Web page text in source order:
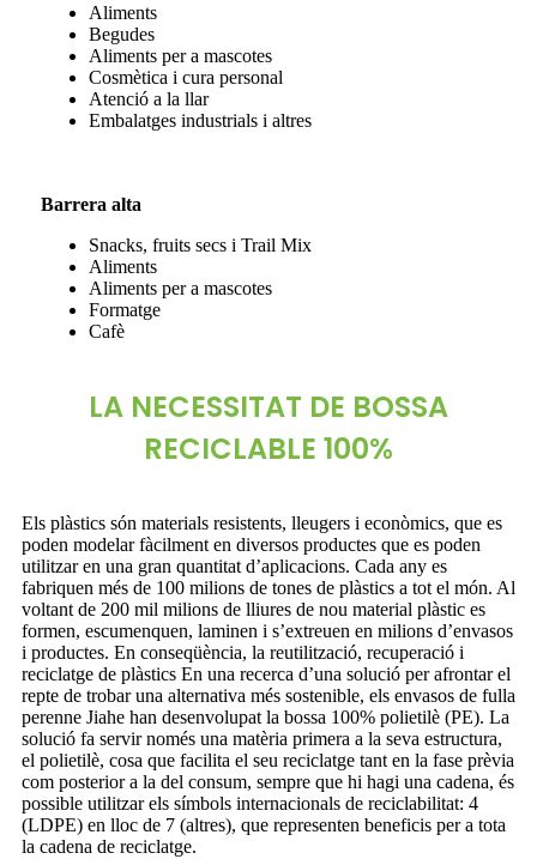
Aliments
Begudes
Aliments per a mascotes
Cosmètica i cura personal
Atenció a la llar
Embalatges industrials i altres
Barrera alta
Snacks, fruits secs i Trail Mix
Aliments
Aliments per a mascotes
Formatge
Cafè
LA NECESSITAT DE BOSSA
RECICLABLE 100%
Els plàstics són materials resistents, lleugers i econòmics, que es
poden modelar fàcilment en diversos productes que es poden
utilitzar en una gran quantitat d’aplicacions. Cada any es
fabriquen més de 100 milions de tones de plàstics a tot el món. Al
voltant de 200 mil milions de lliures de nou material plàstic es
formen, escumenquen, laminen i s’extreuen en milions d’envasos
i productes. En conseqüència, la reutilització, recuperació i
reciclatge de plàstics En una recerca d’una solució per afrontar el
repte de trobar una alternativa més sostenible, els envasos de fulla
perenne Jiahe han desenvolupat la bossa 100% polietilè (PE). La
solució fa servir només una matèria primera a la seva estructura,
el polietilè, cosa que facilita el seu reciclatge tant en la fase prèvia
com posterior a la del consum, sempre que hi hagi una cadena, és
possible utilitzar els símbols internacionals de reciclabilitat: 4
(LDPE) en lloc de 7 (altres), que representen beneficis per a tota
la cadena de reciclatge.